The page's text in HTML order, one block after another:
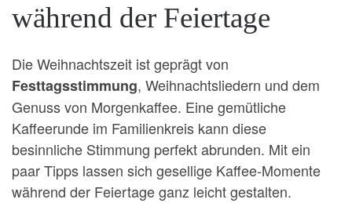
während der Feiertage
Die Weihnachtszeit ist geprägt von
Festtagsstimmung, Weihnachtsliedern und dem
Genuss von Morgenkaffee. Eine gemütliche
Kaffeerunde im Familienkreis kann diese
besinnliche Stimmung perfekt abrunden. Mit ein
paar Tipps lassen sich gesellige Kaffee-Momente
während der Feiertage ganz leicht gestalten.